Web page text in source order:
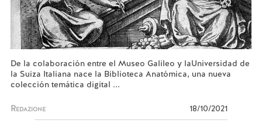
De la colaboración entre el Museo Galileo y laUniversidad de
la Suiza Italiana nace la Biblioteca Anatómica, una nueva
colección temática digital ...
Redazione 18/10/2021